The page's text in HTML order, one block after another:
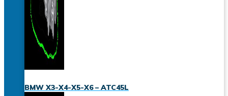
BMW X3-X4-X5-X6 – ATC45L